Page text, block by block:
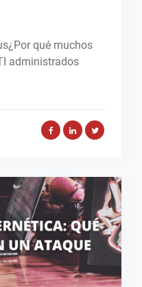
qué muchos
administrados